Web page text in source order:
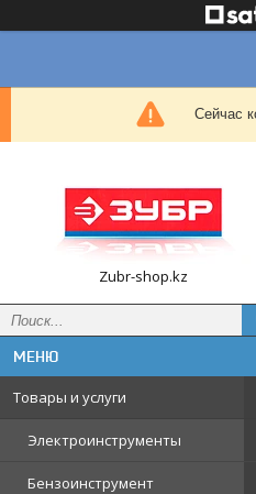
Сейчас
Zubr-shop.kz
Товары и услуги
Электроинструменты
Бензоинструмент